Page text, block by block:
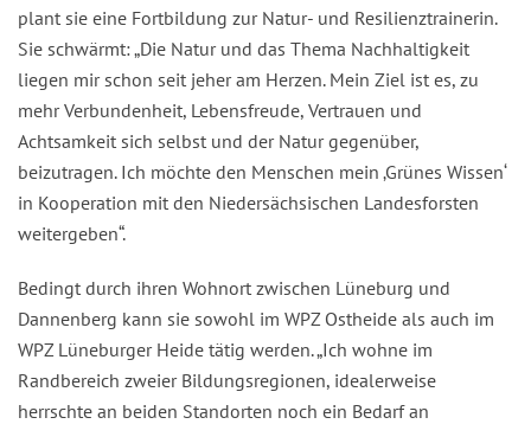
plant sie eine Fortbildung zur Natur- und Resilienztrainerin.
Sie schwärmt: „Die Natur und das Thema Nachhaltigkeit
liegen mir schon seit jeher am Herzen. Mein Ziel ist es, zu
mehr Verbundenheit, Lebensfreude, Vertrauen und
Achtsamkeit sich selbst und der Natur gegenüber,
beizutragen. Ich möchte den Menschen mein ‚Grünes Wissen‘
in Kooperation mit den Niedersächsischen Landesforsten
weitergeben“.
Bedingt durch ihren Wohnort zwischen Lüneburg und
Dannenberg kann sie sowohl im WPZ Ostheide als auch im
WPZ Lüneburger Heide tätig werden. „Ich wohne im
Randbereich zweier Bildungsregionen, idealerweise
herrschte an beiden Standorten noch ein Bedarf an